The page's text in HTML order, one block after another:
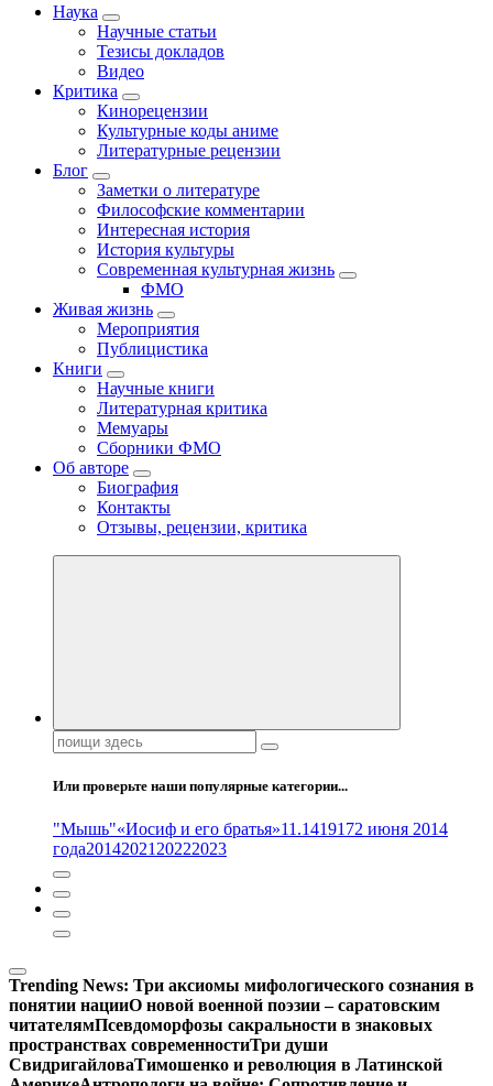
Наука
Научные статьи
Тезисы докладов
Видео
Критика
Кинорецензии
Культурные коды аниме
Литературные рецензии
Блог
Заметки о литературе
Философские комментарии
Интересная история
История культуры
Современная культурная жизнь
ФМО
Живая жизнь
Мероприятия
Публицистика
Книги
Научные книги
Литературная критика
Мемуары
Сборники ФМО
Об авторе
Биография
Контакты
Отзывы, рецензии, критика
Поиск:
Или проверьте наши популярные категории...
"Мышь"«Иосиф и его братья»11.1419172 июня 2014
года20142021 20222023
Trending News: Три аксиомы мифологического сознания в
понятии нацииО новой военной поэзии – саратовским
читателямПсевдоморфозы сакральности в знаковых
пространствах современностиТри души
СвидригайловаТимошенко и революция в Латинской